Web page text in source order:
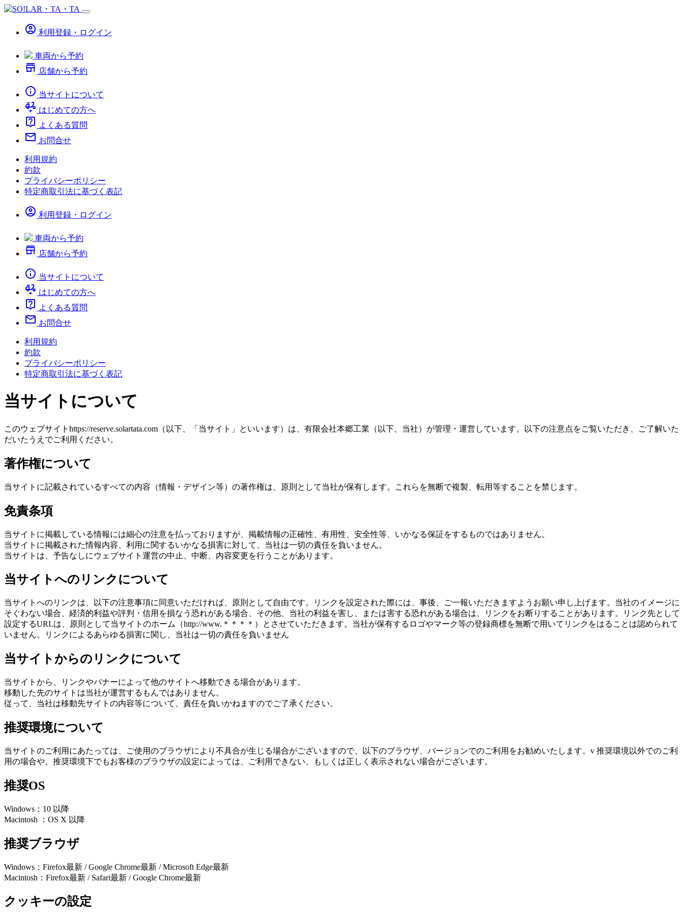
account_circle 利用登録・ログイン
車両から予約
store 店舗から予約
info 当サイトについて
electric_moped はじめての方へ
live_help よくある質問
mail お問合せ
利用規約
約款
プライバシーポリシー
特定商取引法に基づく表記
account_circle 利用登録・ログイン
車両から予約
store 店舗から予約
info 当サイトについて
electric_moped はじめての方へ
live_help よくある質問
mail お問合せ
利用規約
約款
プライバシーポリシー
特定商取引法に基づく表記
当サイトについて
このウェブサイトhttps://reserve.solartata.com（以下、「当サイト」といいます）は、有限会社本郷工業（以下、当社）が管理・運営しています。以下の注意点をご覧いただき、ご了解いた
だいたうえでご利用ください。
著作権について
当サイトに記載されているすべての内容（情報・デザイン等）の著作権は、原則として当社が保有します。これらを無断で複製、転用等することを禁じます。
免責条項
当サイトに掲載している情報には細心の注意を払っておりますが、掲載情報の正確性、有用性、安全性等、いかなる保証をするものではありません。
当サイトに掲載された情報内容、利用に関するいかなる損害に対して、当社は一切の責任を負いません。
当サイトは、予告なしにウェブサイト運営の中止、中断、内容変更を行うことがあります。
当サイトへのリンクについて
当サイトへのリンクは、以下の注意事項に同意いただければ、原則として自由です。リンクを設定された際には、事後、ご一報いただきますようお願い申し上げます。当社のイメージに
そぐわない場合、経済的利益や評判・信用を損なう恐れがある場合、その他、当社の利益を害し、または害する恐れがある場合は、リンクをお断りすることがあります。リンク先として
設定するURLは、原則として当サイトのホーム（http://www.＊＊＊＊）とさせていただきます。当社が保有するロゴやマーク等の登録商標を無断で用いてリンクをはることは認められて
いません。リンクによるあらゆる損害に関し、当社は一切の責任を負いません
当サイトからのリンクについて
当サイトから、リンクやバナーによって他のサイトへ移動できる場合があります。
移動した先のサイトは当社が運営するもんではありません。
従って、当社は移動先サイトの内容等について、責任を負いかねますのでご了承ください。
推奨環境について
当サイトのご利用にあたっては、ご使用のブラウザにより不具合が生じる場合がございますので、以下のブラウザ、バージョンでのご利用をお勧めいたします。v 推奨環境以外でのご利
用の場合や、推奨環境下でもお客様のブラウザの設定によっては、ご利用できない、もしくは正しく表示されない場合がございます。
推奨OS
Windows：10 以降
Macintosh ：OS X 以降
推奨ブラウザ
Windows：Firefox最新 / Google Chrome最新 / Microsoft Edge最新
Macintosh：Firefox最新 / Safari最新 / Google Chrome最新
クッキーの設定